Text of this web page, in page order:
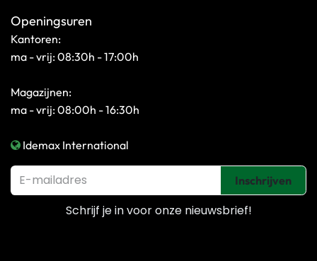
Openingsuren
Kantoren:
ma - vrij: 08:30h - 17:00h
Magazijnen:
ma - vrij: 08:00h - 16:30h
Idemax International
Inschrijven
Schrijf je in voor onze nieuwsbrief!